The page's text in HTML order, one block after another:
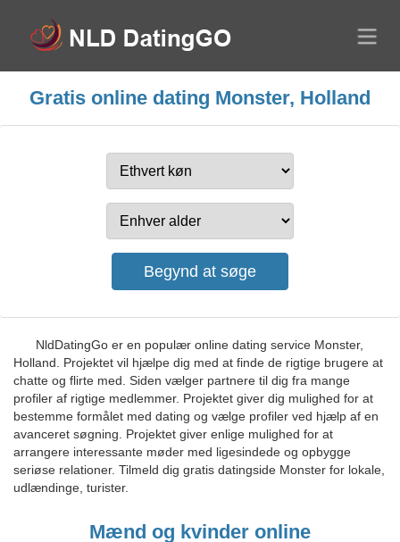
Gratis online dating Monster, Holland
NldDatingGo er en populær online dating service Monster,
Holland. Projektet vil hjælpe dig med at finde de rigtige brugere at
chatte og flirte med. Siden vælger partnere til dig fra mange
profiler af rigtige medlemmer. Projektet giver dig mulighed for at
bestemme formålet med dating og vælge profiler ved hjælp af en
avanceret søgning. Projektet giver enlige mulighed for at
arrangere interessante møder med ligesindede og opbygge
seriøse relationer. Tilmeld dig gratis datingside Monster for lokale,
udlændinge, turister.
Mænd og kvinder online